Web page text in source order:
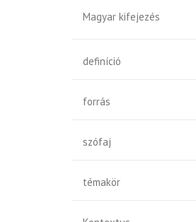
Magyar kifejezés
definíció
forrás
szófaj
témakör